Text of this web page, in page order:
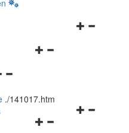
Navigationsmenü
./141017.htm
Navigationsmenü